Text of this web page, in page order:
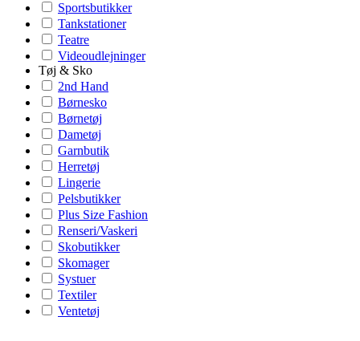
Sportsbutikker
Tankstationer
Teatre
Videoudlejninger
Tøj & Sko
2nd Hand
Børnesko
Børnetøj
Dametøj
Garnbutik
Herretøj
Lingerie
Pelsbutikker
Plus Size Fashion
Renseri/Vaskeri
Skobutikker
Skomager
Systuer
Textiler
Ventetøj